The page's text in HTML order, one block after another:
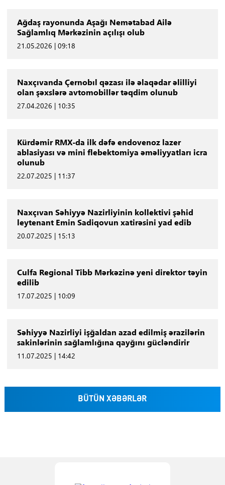
Ağdaş rayonunda Aşağı Nemətabad Ailə
Sağlamlıq Mərkəzinin açılışı olub
21.05.2026 | 09:18
Naxçıvanda Çernobıl qəzası ilə əlaqədar əlilliyi
olan şəxslərə avtomobillər təqdim olunub
27.04.2026 | 10:35
Kürdəmir RMX-da ilk dəfə endovenoz lazer
ablasiyası və mini flebektomiya əməliyyatları icra
olunub
22.07.2025 | 11:37
Naxçıvan Səhiyyə Nazirliyinin kollektivi şəhid
leytenant Emin Sadiqovun xatirəsini yad edib
20.07.2025 | 15:13
Culfa Regional Tibb Mərkəzinə yeni direktor təyin
edilib
17.07.2025 | 10:09
Səhiyyə Nazirliyi işğaldan azad edilmiş ərazilərin
sakinlərinin sağlamlığına qayğını gücləndirir
11.07.2025 | 14:42
BÜTÜN XƏBƏRLƏR